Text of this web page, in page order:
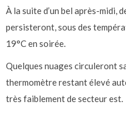
À la suite d’un bel après-midi,
persisteront, sous des
19°C en soirée.
Quelques nuages circuleront
thermomètre restant élevé
très faiblement de secteur est.